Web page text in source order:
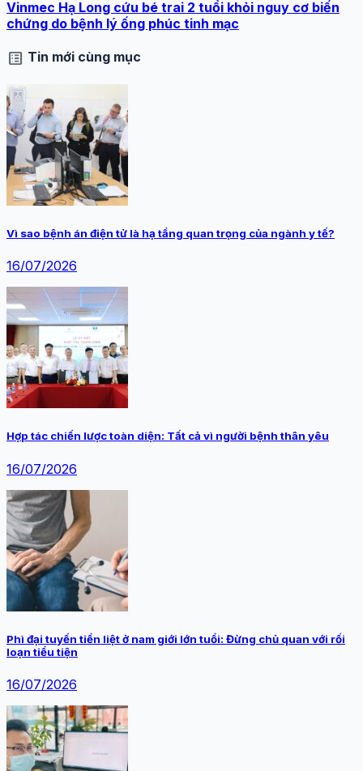
Vinmec Hạ Long cứu bé trai 2 tuổi khỏi nguy cơ biến
chứng do bệnh lý ống phúc tinh mạc
list_alt Tin mới cùng mục
Vì sao bệnh án điện tử là hạ tầng quan trọng của ngành y tế?
16/07/2026
Hợp tác chiến lược toàn diện: Tất cả vì người bệnh thân yêu
16/07/2026
Phì đại tuyến tiền liệt ở nam giới lớn tuổi: Đừng chủ quan với rối
loạn tiểu tiện
16/07/2026